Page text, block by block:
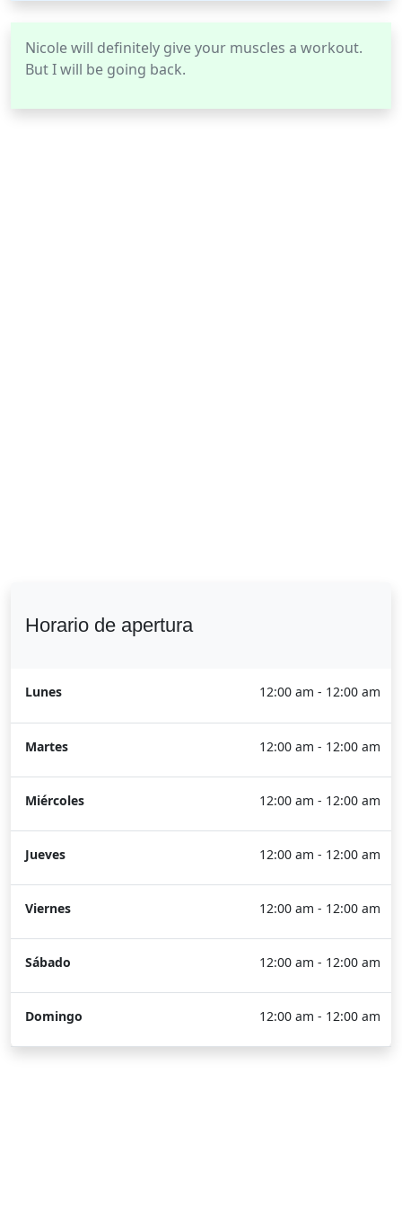
Nicole will definitely give your muscles a workout.
But I will be going back.
Horario de apertura
Lunes 12:00 am - 12:00 am
Martes 12:00 am - 12:00 am
Miércoles 12:00 am - 12:00 am
Jueves 12:00 am - 12:00 am
Viernes 12:00 am - 12:00 am
Sábado 12:00 am - 12:00 am
Domingo 12:00 am - 12:00 am